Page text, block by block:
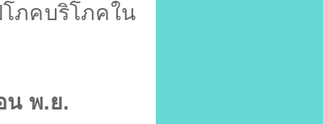
ภคบริโภคใน
น พ.ย.